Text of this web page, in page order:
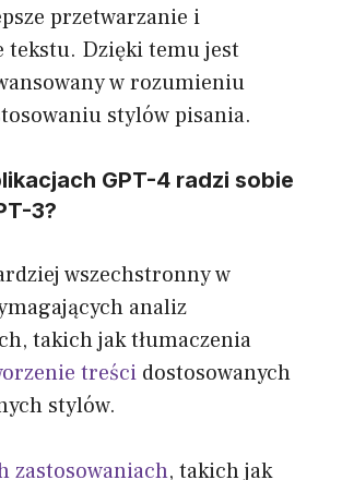
przetwarzanie i
tekstu. Dzięki temu jest
w rozumieniu
stylów pisania.
GPT-4 radzi sobie
3?
wszechstronny w
analiz
takich jak tłumaczenia
treści dostosowanych
stylów.
zastosowaniach, takich jak